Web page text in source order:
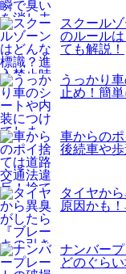
スクール
のルール
ても解説！
うっかり
止め！簡
車からの
後続車や
タイヤか
原因かも
ナンバー
どのぐら